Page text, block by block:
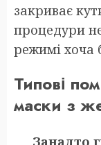
закриває
процедури
режимі хоча
Типові
маски з
Занадто